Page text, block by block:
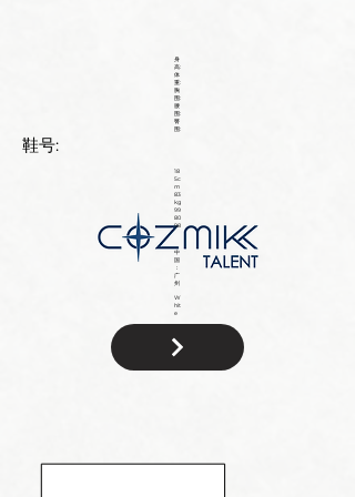
W
hit
e
中
国
：
广
州
身
高:
体
重:
胸
围:
腰
围:
臀
围:
鞋号:
18
5c
m
83
kg
99
80
98
籍: